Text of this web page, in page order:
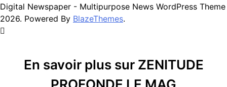
Digital Newspaper - Multipurpose News WordPress Theme
2026. Powered By BlazeThemes.
En savoir plus sur ZENITUDE